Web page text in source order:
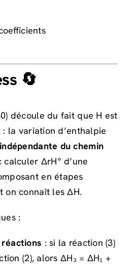
🔄
découle du fait que H est
la variation d’enthalpie
indépendante du chemin
ΔrH° d’une
en étapes
on connaît les ΔH.
:
: si la réaction (3)
(2), alors ΔH₃ = ΔH₁ +